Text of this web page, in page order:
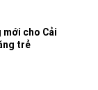
cho Cải
trẻ